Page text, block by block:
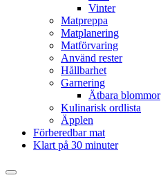
Vinter
Matpreppa
Matplanering
Matförvaring
Använd rester
Hållbarhet
Garnering
Ätbara blommor
Kulinarisk ordlista
Äpplen
Förberedbar mat
Klart på 30 minuter
Slå